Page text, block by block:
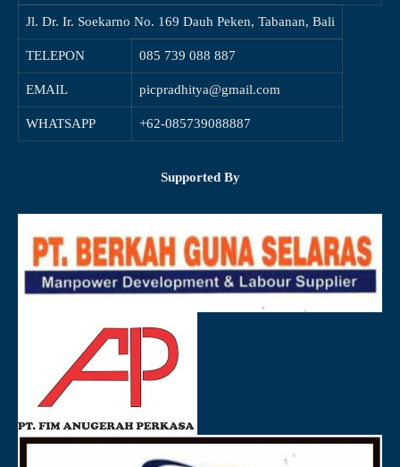
Jl. Dr. Ir. Soekarno No. 169 Dauh Peken, Tabanan, Bali
TELEPON 085 739 088 887
EMAIL picpradhitya@gmail.com
WHATSAPP +62-085739088887
Supported By